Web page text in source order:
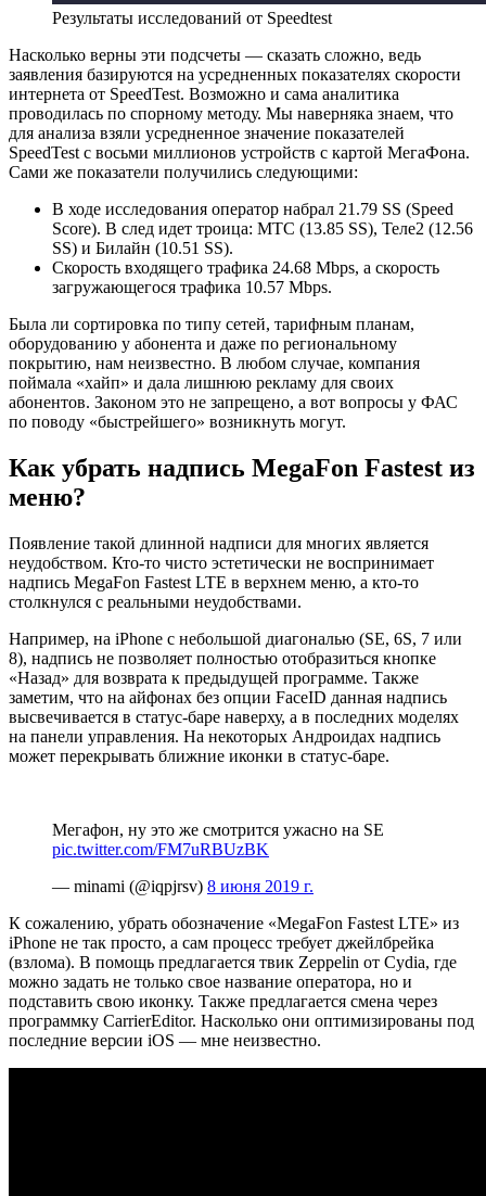
Результаты исследований от Speedtest
Насколько верны эти подсчеты — сказать сложно, ведь
заявления базируются на усредненных показателях скорости
интернета от SpeedTest. Возможно и сама аналитика
проводилась по спорному методу. Мы наверняка знаем, что
для анализа взяли усредненное значение показателей
SpeedTest с восьми миллионов устройств с картой МегаФона.
Сами же показатели получились следующими:
В ходе исследования оператор набрал 21.79 SS (Speed
Score). В след идет троица: МТС (13.85 SS), Теле2 (12.56
SS) и Билайн (10.51 SS).
Скорость входящего трафика 24.68 Mbps, а скорость
загружающегося трафика 10.57 Mbps.
Была ли сортировка по типу сетей, тарифным планам,
оборудованию у абонента и даже по региональному
покрытию, нам неизвестно. В любом случае, компания
поймала «хайп» и дала лишнюю рекламу для своих
абонентов. Законом это не запрещено, а вот вопросы у ФАС
по поводу «быстрейшего» возникнуть могут.
Как убрать надпись MegaFon Fastest из
меню?
Появление такой длинной надписи для многих является
неудобством. Кто-то чисто эстетически не воспринимает
надпись MegaFon Fastest LTE в верхнем меню, а кто-то
столкнулся с реальными неудобствами.
Например, на iPhone с небольшой диагональю (SE, 6S, 7 или
8), надпись не позволяет полностью отобразиться кнопке
«Назад» для возврата к предыдущей программе. Также
заметим, что на айфонах без опции FaceID данная надпись
высвечивается в статус-баре наверху, а в последних моделях
на панели управления. На некоторых Андроидах надпись
может перекрывать ближние иконки в статус-баре.
Мегафон, ну это же смотрится ужасно на SE
pic.twitter.com/FM7uRBUzBK
— minami (@iqpjrsv) 8 июня 2019 г.
К сожалению, убрать обозначение «MegaFon Fastest LTE» из
iPhone не так просто, а сам процесс требует джейлбрейка
(взлома). В помощь предлагается твик Zeppelin от Cydia, где
можно задать не только свое название оператора, но и
подставить свою иконку. Также предлагается смена через
программку CarrierEditor. Насколько они оптимизированы под
последние версии iOS — мне неизвестно.